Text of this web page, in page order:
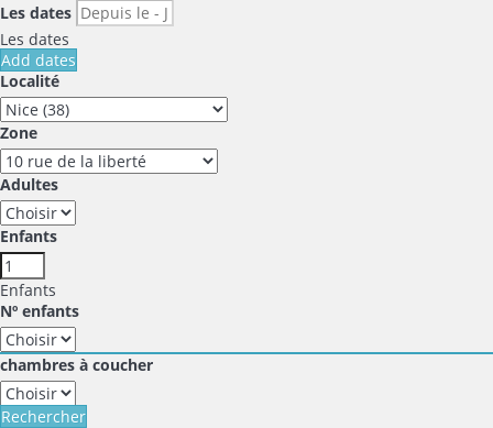
Les dates
Les dates
Add dates
Localité
Zone
Adultes
Enfants
Enfants
Nº enfants
chambres à coucher
Rechercher